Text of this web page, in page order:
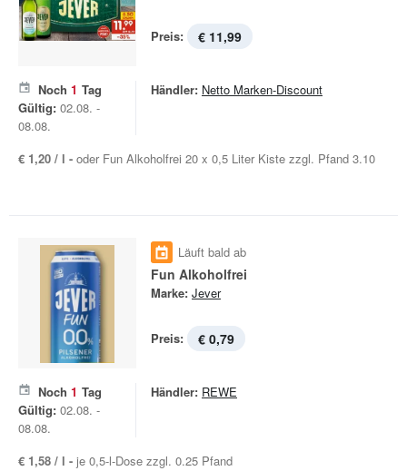
Preis: € 11,99
Noch 1 Tag
Gültig: 02.08. -
08.08.
Händler: Netto Marken-Discount
€ 1,20 / l - oder Fun Alkoholfrei 20 x 0,5 Liter Kiste zzgl. Pfand 3.10
Läuft bald ab
Fun Alkoholfrei
Marke: Jever
Preis: € 0,79
Noch 1 Tag
Gültig: 02.08. -
08.08.
Händler: REWE
€ 1,58 / l - je 0,5-l-Dose zzgl. 0.25 Pfand